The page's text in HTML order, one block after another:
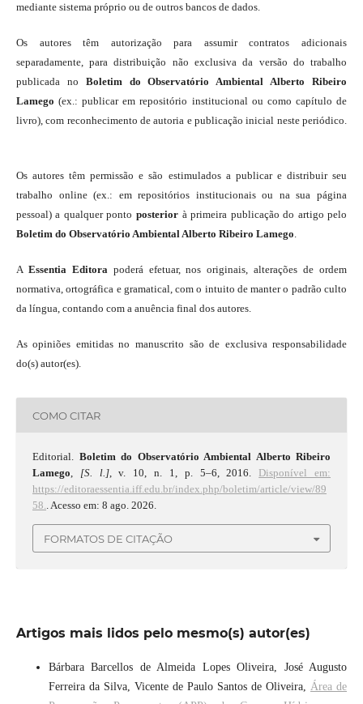
mediante sistema próprio ou de outros bancos de dados.
Os autores têm autorização para assumir contratos adicionais
separadamente, para distribuição não exclusiva da versão do trabalho
publicada no Boletim do Observatório Ambiental Alberto Ribeiro
Lamego (ex.: publicar em repositório institucional ou como capítulo de
livro), com reconhecimento de autoria e publicação inicial neste periódico.
Os autores têm permissão e são estimulados a publicar e distribuir seu
trabalho online (ex.: em repositórios institucionais ou na sua página
pessoal) a qualquer ponto posterior à primeira publicação do artigo pelo
Boletim do Observatório Ambiental Alberto Ribeiro Lamego.
A Essentia Editorapoderá efetuar, nos originais, alterações de ordem
normativa, ortográfica e gramatical, com o intuito de manter o padrão culto
da língua, contando com a anuência final dos autores.
As opiniões emitidas no manuscrito são de exclusiva responsabilidade
do(s) autor(es).
COMO CITAR
Editorial. Boletim do Observatório Ambiental Alberto Ribeiro
Lamego, [S. l.], v. 10, n. 1, p. 5–6, 2016. Disponível em:
https://editoraessentia.iff.edu.br/index.php/boletim/article/view/89
58.. Acesso em: 8 ago. 2026.
FORMATOS DE CITAÇÃO
Artigos mais lidos pelo mesmo(s) autor(es)
Bárbara Barcellos de Almeida Lopes Oliveira, José Augusto
Ferreira da Silva, Vicente de Paulo Santos de Oliveira, Área de